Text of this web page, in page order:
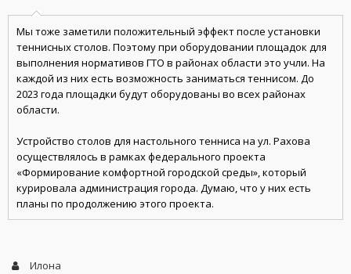
Мы тоже заметили положительный эффект после установки
теннисных столов. Поэтому при оборудовании площадок для
выполнения нормативов ГТО в районах области это учли. На
каждой из них есть возможность заниматься теннисом. До
2023 года площадки будут оборудованы во всех районах
области.
Устройство столов для настольного тенниса на ул. Рахова
осуществлялось в рамках федерального проекта
«Формирование комфортной городской среды», который
курировала администрация города. Думаю, что у них есть
планы по продолжению этого проекта.
Илона